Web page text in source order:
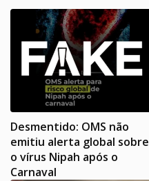
Desmentido: OMS não
emitiu alerta global sobre
o vírus Nipah após o
Carnaval